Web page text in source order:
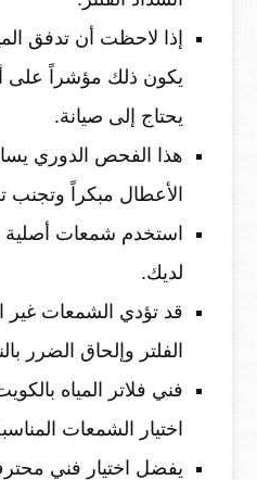
إذا لاحظت أن تدفق
يكون ذلك مؤشراً على
يحتاج إلى صيانة.
هذا الفحص الدوري
الأعطال مبكراً وتجنب
استخدم شمعات أصلية
لديك.
قد تؤدي الشمعات غير
الفلتر وإلحاق الضرر
فني فلاتر المياه
اختيار الشمعات
يفضل اختيار فني